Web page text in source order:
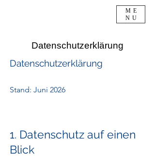
ME
NU
Datenschutzerklärung
Datenschutzerklärung
Stand: Juni 2026
1. Datenschutz auf einen
Blick